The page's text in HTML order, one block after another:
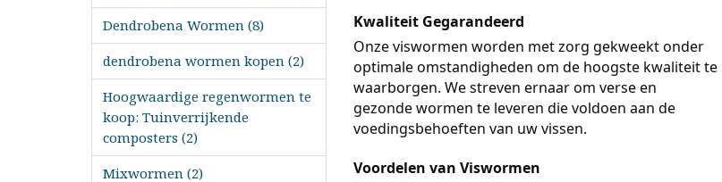
Dendrobena Wormen (8)
dendrobena wormen kopen (2)
Hoogwaardige regenwormen te
koop: Tuinverrijkende
composters (2)
Mixwormen (2)
Kwaliteit Gegarandeerd
Onze viswormen worden met zorg gekweekt onder
optimale omstandigheden om de hoogste kwaliteit te
waarborgen. We streven ernaar om verse en
gezonde wormen te leveren die voldoen aan de
voedingsbehoeften van uw vissen.
Voordelen van Viswormen